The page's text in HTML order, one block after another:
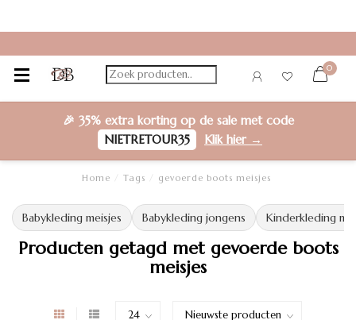
0
🎉 35% extra kortingop de sale met code
NIETRETOUR35
Klik hier →
Home Tags gevoerde boots meisjes
Babykleding meisjes Babykleding jongens Kinderkleding
Producten getagd met gevoerde boots
meisjes